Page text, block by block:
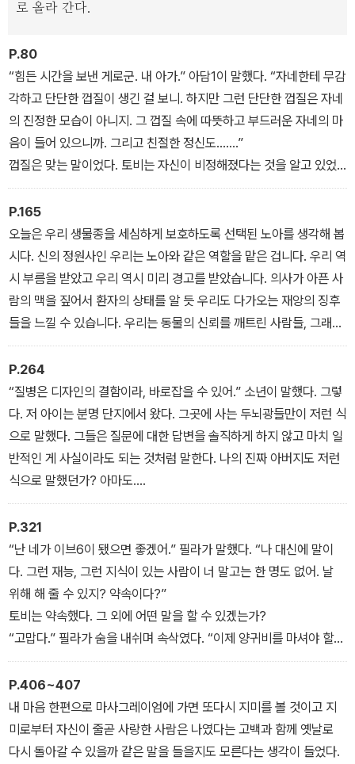
한편 어머니를 따라 신의 정원사에 들어와 그곳에서 유년기를 보낸
닥쳐왔을 때 클럽 내부의 격리실에 있어 화를 피한 렌은 내심 의지하
던 토비를 찾아 길을 나선다. 재회한 토비와 렌은 동료들을 구하러 나
서고, 그 과정에서 전작의 주인공 지미와 크레이커들의 흔적을 발견
한다.
로 올라 간다.
P.80
“힘든 시간을 보낸 게로군. 내 아가.” 아담1이 말했다. “자네한테 무감
각하고 단단한 껍질이 생긴 걸 보니. 하지만 그런 단단한 껍질은 자네
의 진정한 모습이 아니지. 그 껍질 속에 따뜻하고 부드러운 자네의 마
음이 들어 있으니까. 그리고 친절한 정신도…….”
껍질은 맞는 말이었다. 토비는 자신이 비정해졌다는 것을 알고 있었
다. 하지만 그녀의 껍질은 무기였다. 그게 없다면 토비는 곤죽이 될 것
이다.
P.165
오늘은 우리 생물종을 세심하게 보호하도록 선택된 노아를 생각해 봅
시다. 신의 정원사인 우리는 노아와 같은 역할을 맡은 겁니다. 우리 역
시 부름을 받았고 우리 역시 미리 경고를 받았습니다. 의사가 아픈 사
람의 맥을 짚어서 환자의 상태를 알 듯 우리도 다가오는 재앙의 징후
들을 느낄 수 있습니다. 우리는 동물의 신뢰를 깨트린 사람들, 그래요,
신이 그들에게 허락하신 땅에서 동물을 전멸시킨 자들이 물 없는 홍
수로 휩쓸려 가게 될 때를 대비해야 합니다.
P.264
“질병은 디자인의 결함이라, 바로잡을 수 있어.” 소년이 말했다. 그렇
다. 저 아이는 분명 단지에서 왔다. 그곳에 사는 두뇌광들만이 저런 식
으로 말했다. 그들은 질문에 대한 답변을 솔직하게 하지 않고 마치 일
반적인 게 사실이라도 되는 것처럼 말한다. 나의 진짜 아버지도 저런
식으로 말했던가? 아마도.
“그러니까 당신이 이 세상을 만든다면 더 잘 만들 수 있단 말인가
요?” 내가 물었다. 신보다 더 잘 만들 수 있느냐는 것이 내 질문의 요
지였다. 갑자기 내가 버니스처럼 종교적인 사람이라도 된 것 같은 기
분이 들었다. 정원사처럼 말이다.
“맞아.” 소년이 말했다. “사실 난 그렇게 하려고 해.”
P.321
“난 네가 이브6이 됐으면 좋겠어.” 필라가 말했다. “나 대신에 말이
다. 그런 재능, 그런 지식이 있는 사람이 너 말고는 한 명도 없어. 날
위해 해 줄 수 있지? 약속이다?”
토비는 약속했다. 그 외에 어떤 말을 할 수 있겠는가?
“고맙다.” 필라가 숨을 내쉬며 속삭였다. “이제 양귀비를 마셔야 할
것 같다. 빨간색 병, 그래, 저거다. 나의 여행길에 행운을 빌어 주렴.”
“저한테 그 모든 걸 가르쳐 주셔서 감사해요.” 토비가 말했다. 이걸 어
떻게 견딜 수 있단 말인가. 토비는 생각했다. 내가 필라를 죽이고 있다
니. 아니, 죽는 걸 도와주고 있다니. 필라의 소원을 실현시켜 주는구
나.
P.406~407
내 마음 한편으로 마사그레이엄에 가면 또다시 지미를 볼 것이고 지
미로부터 자신이 줄곧 사랑한 사람은 나였다는 고백과 함께 옛날로
다시 돌아갈 수 있을까 같은 말을 들을지도 모른다는 생각이 들었다.